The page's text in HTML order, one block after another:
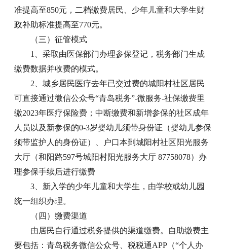
准提高至850元，二档缴费居民、少年儿童和大学生财
政补助标准提高至770元。
（三）征管模式
1、采取由医保部门办理参保登记，税务部门生成
缴费数据并收费的模式。
2、城乡居民医疗去年已交过费的城阳村社区居民
可直接通过微信公众号“青岛税务”-微服务-社保缴费里
缴2023年医疗保险费；中断缴费和新增参保的社区成年
人员以及新参保的0-3岁婴幼儿须带身份证（婴幼儿参保
须带监护人的身份证）、户口本到城阳村社区阳光服务
大厅（和阳路597号城阳村阳光服务大厅 87758078）办
理参保手续后进行缴费
3、新入学的少年儿童和大学生，由学校或幼儿园
统一组织办理。
（四）缴费渠道
由居民自行通过税务提供的渠道缴费。自助缴费主
要包括：青岛税务微信公众号、税税通APP（“个人办